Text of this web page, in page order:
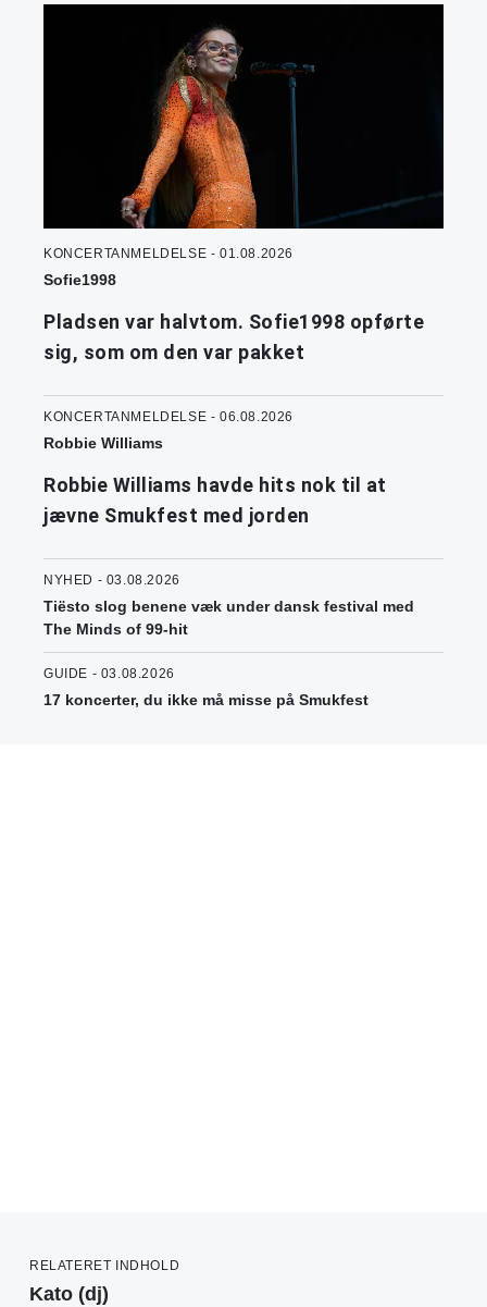
KONCERTANMELDELSE - 01.08.2026
Sofie1998
Pladsen var halvtom. Sofie1998 opførte
sig, som om den var pakket
KONCERTANMELDELSE - 06.08.2026
Robbie Williams
Robbie Williams havde hits nok til at
jævne Smukfest med jorden
NYHED - 03.08.2026
Tiësto slog benene væk under dansk festival med
The Minds of 99-hit
GUIDE - 03.08.2026
17 koncerter, du ikke må misse på Smukfest
RELATERET INDHOLD
Kato (dj)